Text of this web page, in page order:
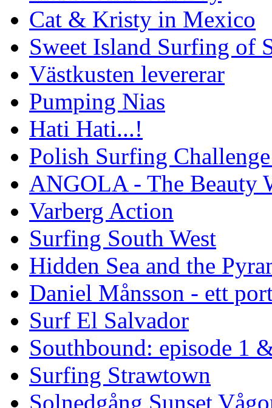
Cat & Kristy in Mexico
Sweet Island Surfing of
Västkusten levererar
Pumping Nias
Hati Hati...!
Polish Surfing
ANGOLA - The Beauty
Varberg Action
Surfing South West
Hidden Sea and the
Daniel Månsson - ett
Surf El Salvador
Southbound: episode 1
Surfing Strawtown
Solnedgång Sunset